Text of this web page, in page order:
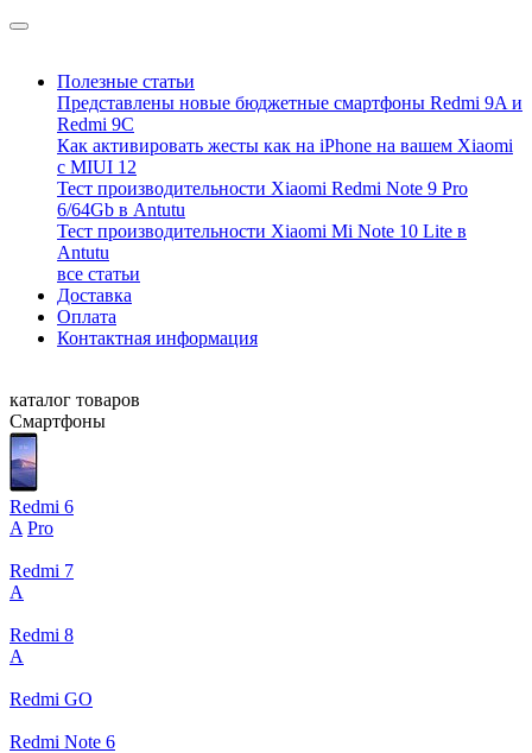
Полезные статьи
Представлены новые бюджетные смартфоны Redmi 9A и
Redmi 9C
Как активировать жесты как на iPhone на вашем Xiaomi
с MIUI 12
Тест производительности Xiaomi Redmi Note 9 Pro
6/64Gb в Antutu
Тест производительности Xiaomi Mi Note 10 Lite в
Antutu
все статьи
Доставка
Оплата
Контактная информация
каталог товаров
Смартфоны
Redmi 6
A Pro
Redmi 7
A
Redmi 8
A
Redmi GO
Redmi Note 6